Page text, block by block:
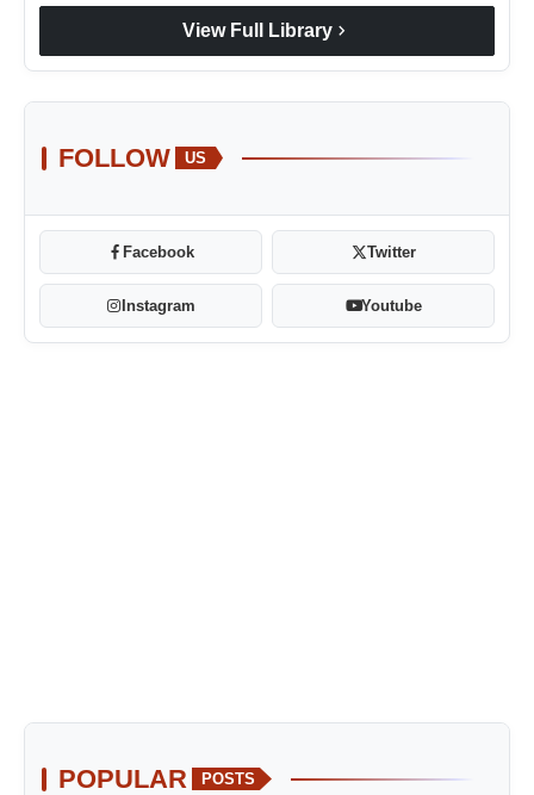
View Full Library chevron_right
FOLLOW US
Facebook Twitter
Instagram Youtube
POPULAR POSTS